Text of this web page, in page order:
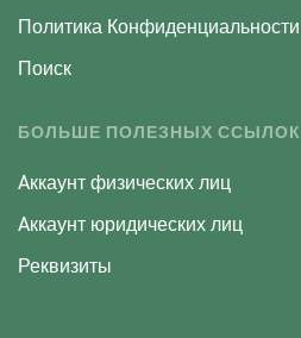
Политика Конфиденциальности
Поиск
БОЛЬШЕ ПОЛЕЗНЫХ ССЫЛОК
Aккаунт физических лиц
Aккаунт юридических лиц
Реквизиты